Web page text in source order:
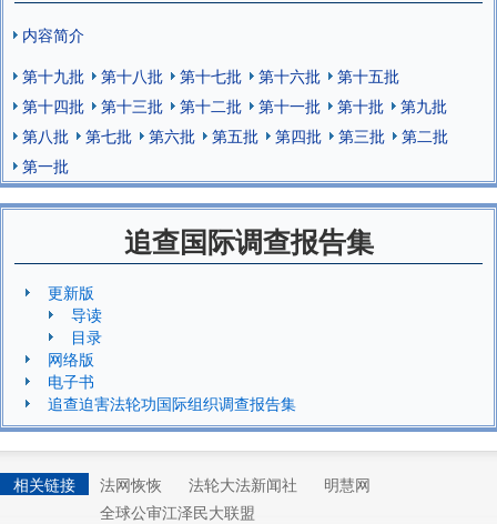
内容简介
第十九批
第十八批 第十七批 第十六批
第十五批
第十四批
第十三批 第十二批 第十一批 第十批
第九批
第八批
第七批 第六批 第五批 第四批 第三批
第二批
第一批
追查国际调查报告集
更新版
导读
目录
网络版
电子书
追查迫害法轮功国际组织调查报告集
相关链接 法网恢恢 法轮大法新闻社
明慧网
全球公审江泽民大联盟